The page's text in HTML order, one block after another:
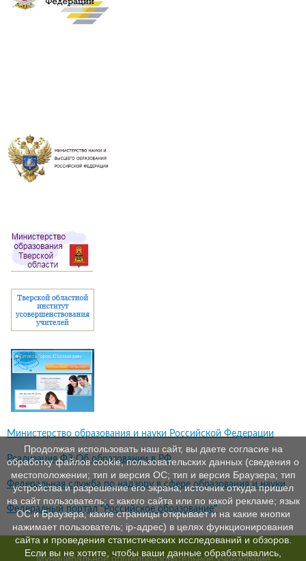
Министерство образования и науки Российской Федерации
Реализация ФЗ Об образовании в РФ
Федеральная служба по надзору в сфере образования и науки
Федералный портал "Российское образование"
Муниципальное общеобразовательное учреждение
Продолжая использовать наш сайт, вы даете согласие на
обработку файлов cookie, пользовательских данных (сведения о
местоположении; тип и версия ОС; тип и версия Браузера; тип
устройства и разрешение его экрана; источник откуда пришел
на сайт пользователь; с какого сайта или по какой рекламе; язык
ОС и Браузера; какие страницы открывает и на какие кнопки
нажимает пользователь; ip-адрес) в целях функционирования
сайта и проведения статистических исследований и обзоров.
Если вы не хотите, чтобы ваши данные обрабатывались,